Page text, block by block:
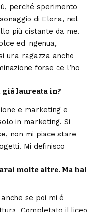
perché sperimento
di Elena, nel
più distante da me.
ed ingenua,
una ragazza anche
forse ce l’ho
già laureata in?
e marketing e
in marketing. Si,
non mi piace stare
Mi definisco
molte altre. Ma hai
se poi mi é
Completato il liceo,